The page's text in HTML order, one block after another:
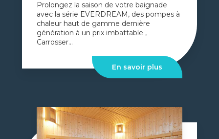
Prolongez la saison de votre baignade
avec la série EVERDREAM, des pompes à
chaleur haut de gamme dernière
génération à un prix imbattable ,
Carrosser...
En savoir plus